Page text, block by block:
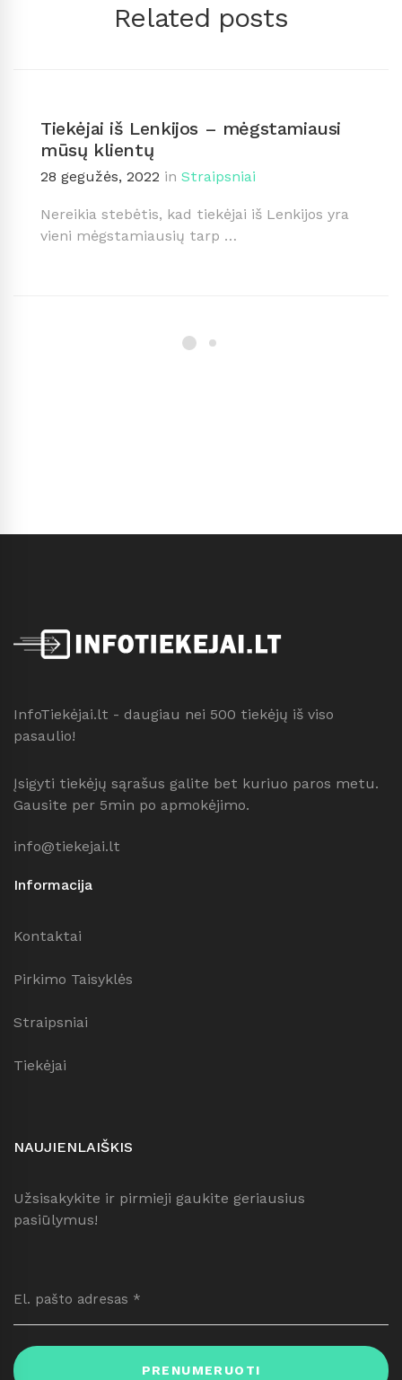
Related posts
Tiekėjai iš Lenkijos – mėgstamiausi
mūsų klientų
28 gegužės, 2022 in Straipsniai
Nereikia stebėtis, kad tiekėjai iš Lenkijos yra
vieni mėgstamiausių tarp …
InfoTiekėjai.lt - daugiau nei 500 tiekėjų iš viso
pasaulio!
Įsigyti tiekėjų sąrašus galite bet kuriuo paros metu.
Gausite per 5min po apmokėjimo.
info@tiekejai.lt
Informacija
Kontaktai
Pirkimo Taisyklės
Straipsniai
Tiekėjai
NAUJIENLAIŠKIS
Užsisakykite ir pirmieji gaukite geriausius
pasiūlymus!
PRENUMERUOTI